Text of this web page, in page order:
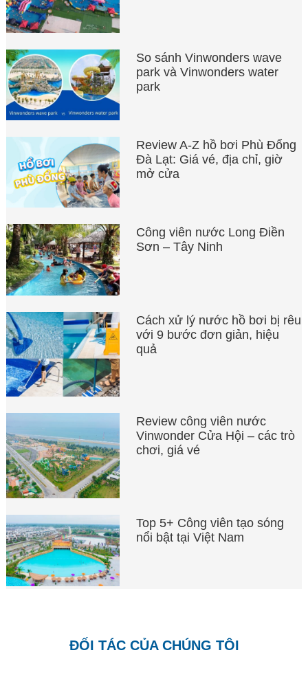
So sánh Vinwonders wave
park và Vinwonders water
park
Review A-Z hồ bơi Phù Đổng
Đà Lạt: Giá vé, địa chỉ, giờ
mở cửa
Công viên nước Long Điền
Sơn – Tây Ninh
Cách xử lý nước hồ bơi bị rêu
với 9 bước đơn giản, hiệu
quả
Review công viên nước
Vinwonder Cửa Hội – các trò
chơi, giá vé
Top 5+ Công viên tạo sóng
nổi bật tại Việt Nam
ĐỐI TÁC CỦA CHÚNG TÔI